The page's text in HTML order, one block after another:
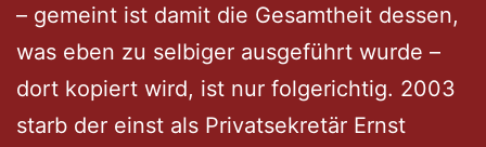
– gemeint ist damit die Gesamtheit dessen,
was eben zu selbiger ausgeführt wurde –
dort kopiert wird, ist nur folgerichtig. 2003
starb der einst als Privatsekretär Ernst